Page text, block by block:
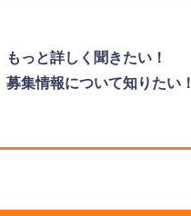
もっと詳しく聞きたい！
募集情報について知りたい！